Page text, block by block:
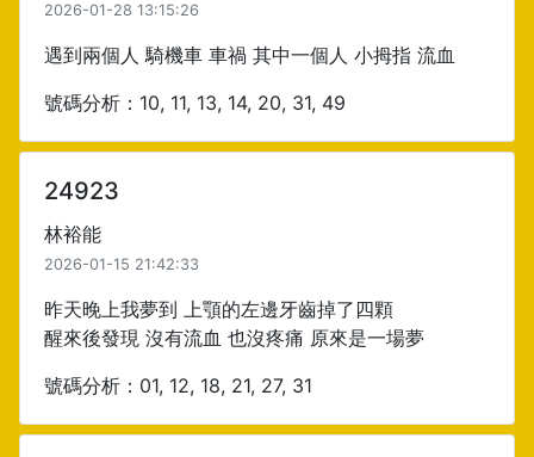
2026-01-28 13:15:26
遇到兩個人 騎機車 車禍 其中一個人 小拇指 流血
號碼分析：10, 11, 13, 14, 20, 31, 49
24923
林裕能
2026-01-15 21:42:33
昨天晚上我夢到 上顎的左邊牙齒掉了四顆
醒來後發現 沒有流血 也沒疼痛 原來是一場夢
號碼分析：01, 12, 18, 21, 27, 31